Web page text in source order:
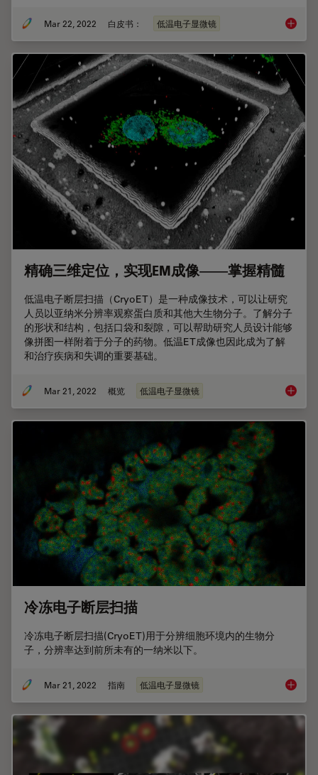
Mar 22, 2022 白皮书： 低温电子显微镜 如何对
精确三维定位，实现EM成像——掌握精髓
低温电子断层扫描（CryoET）是一种成像技术，可以让研究
人员以亚纳米分辨率观察蛋白质和其他大生物分子。了解分子
的形状和结构，包括口袋和裂隙，可以帮助研究人员设计能够
像拼图一样附着于分子的药物。低温ET成像也因此成为了解
和治疗疾病和失调的重要基础。
Mar 21, 2022 概览 低温电子显微镜 精确三
冷冻电子断层扫描
冷冻电子断层扫描(CryoET)用于分辨细胞环境内的生物分
子，分辨率达到前所未有的一纳米以下。
Mar 21, 2022 指南 低温电子显微镜 冷冻电